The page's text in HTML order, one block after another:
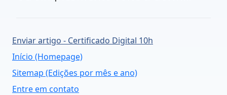
Enviar artigo - Certificado Digital 10h
Início (Homepage)
Sitemap (Edições por mês e ano)
Entre em contato